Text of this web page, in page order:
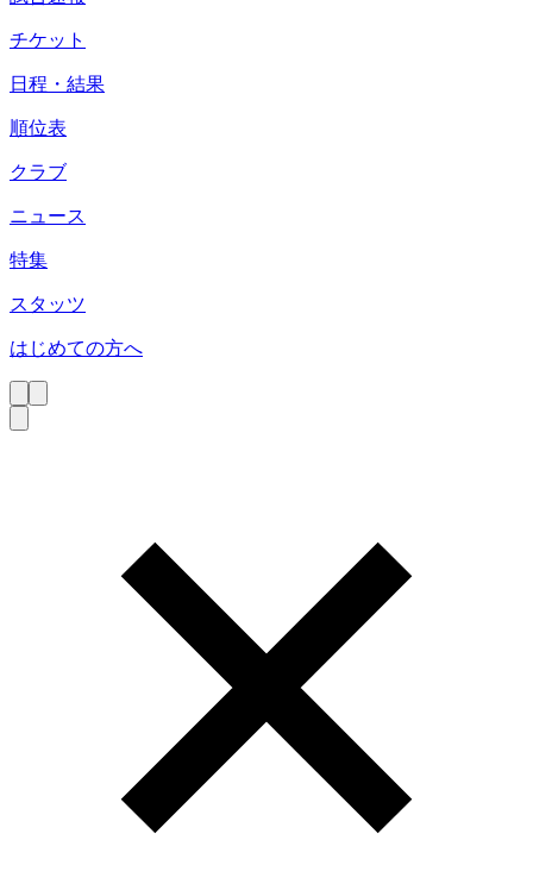
チケット
日程・結果
順位表
クラブ
ニュース
特集
スタッツ
はじめての方へ